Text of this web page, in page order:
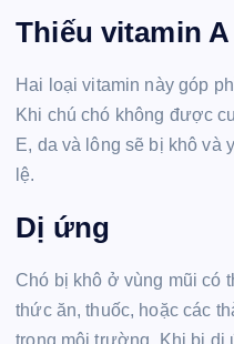
Thiếu vitamin
Hai loại vitamin này góp
Khi chú chó không được
E, da và lông sẽ bị khô và
lệ.
Dị ứng
Chó bị khô ở vùng mũi có
thức ăn, thuốc, hoặc các